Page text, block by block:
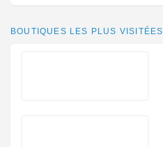
BOUTIQUES LES PLUS VISITÉES